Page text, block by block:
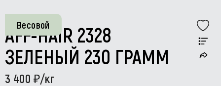
Весовой
AFF-HAIR 2328
ЗЕЛЕНЫЙ 230 ГРАММ
3 400 /кг